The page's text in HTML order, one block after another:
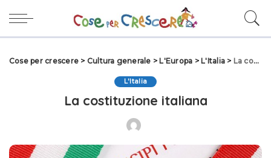
Cose per crescere > Cultura generale > L'Europa > L'Italia> La costituzione italiana
L'Italia
La costituzione italiana